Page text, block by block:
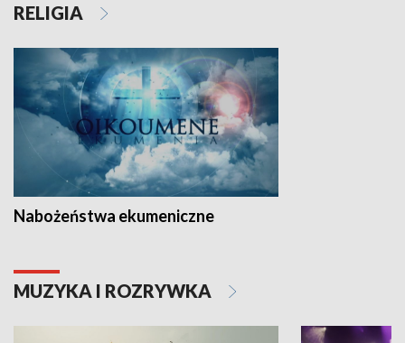
RELIGIA
Nabożeństwa ekumeniczne
MUZYKA I ROZRYWKA